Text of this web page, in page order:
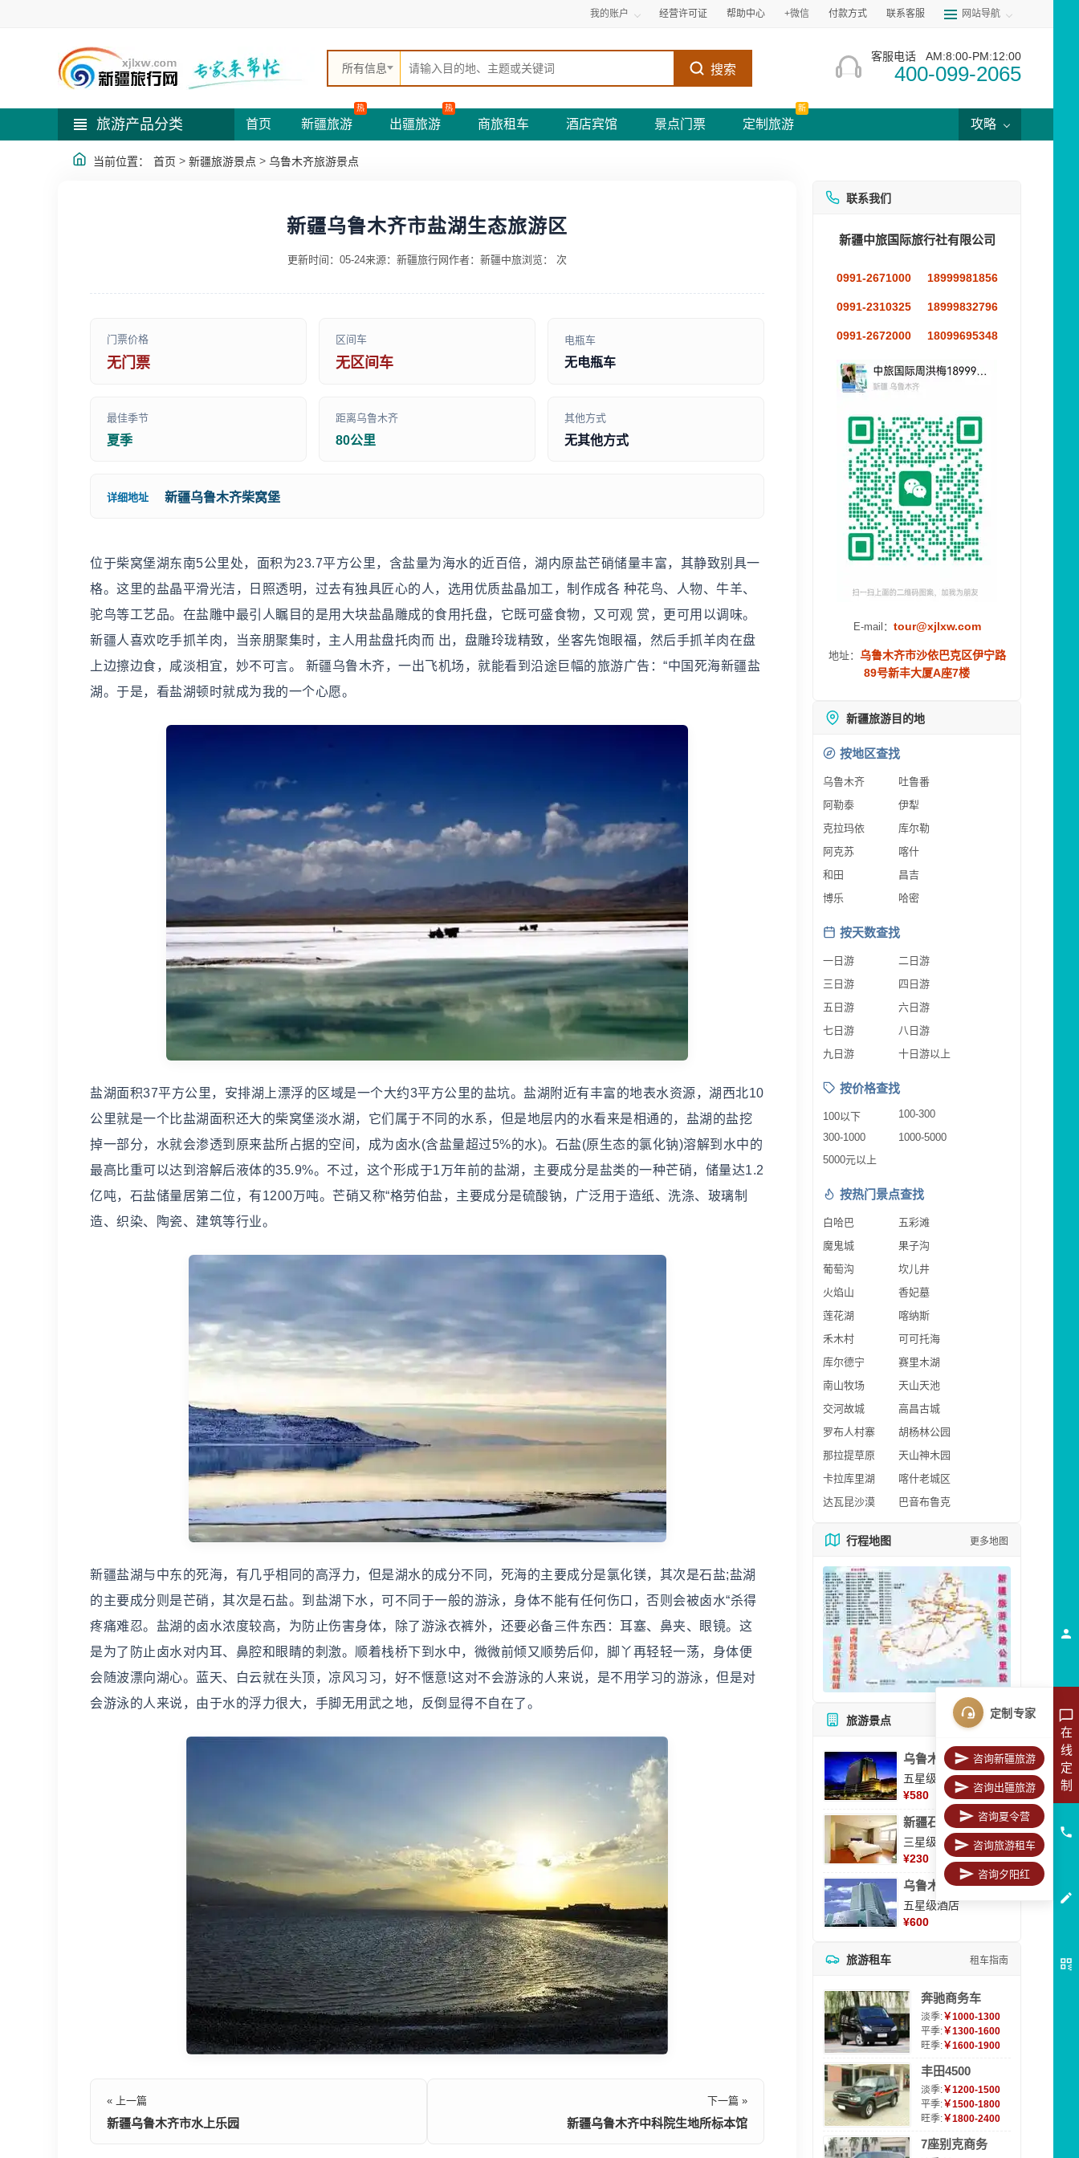
我的账户 经营许可证 帮助中心 +微信 付款方式 联系客服 网站导航
所有信息 搜索
客服电话 AM:8:00-PM:12:00
400-099-2065
旅游产品分类 首页 新疆旅游
热
出疆旅游
热
商旅租车 酒店宾馆 景点门票 定制旅游
新
攻略
当前位置： 首页 > 新疆旅游景点 > 乌鲁木齐旅游景点
新疆乌鲁木齐市盐湖生态旅游区
更新时间：05-24来源：新疆旅行网作者：新疆中旅浏览： 次
门票价格
无门票
区间车
无区间车
电瓶车
无电瓶车
最佳季节
夏季
距离乌鲁木齐
80公里
其他方式
无其他方式
详细地址 新疆乌鲁木齐柴窝堡
位于柴窝堡湖东南5公里处，面积为23.7平方公里，含盐量为海水的近百倍，湖内原盐芒硝储量丰富，其静致别具一
格。这里的盐晶平滑光洁，日照透明，过去有独具匠心的人，选用优质盐晶加工，制作成各 种花鸟、人物、牛羊、
驼鸟等工艺品。在盐雕中最引人瞩目的是用大块盐晶雕成的食用托盘，它既可盛食物，又可观 赏，更可用以调味。
新疆人喜欢吃手抓羊肉，当亲朋聚集时，主人用盐盘托肉而 出，盘雕玲珑精致，坐客先饱眼福，然后手抓羊肉在盘
上边擦边食，咸淡相宜，妙不可言。 新疆乌鲁木齐，一出飞机场，就能看到沿途巨幅的旅游广告：“中国死海新疆盐
湖。于是，看盐湖顿时就成为我的一个心愿。
盐湖面积37平方公里，安排湖上漂浮的区域是一个大约3平方公里的盐坑。盐湖附近有丰富的地表水资源，湖西北10
公里就是一个比盐湖面积还大的柴窝堡淡水湖，它们属于不同的水系，但是地层内的水看来是相通的，盐湖的盐挖
掉一部分，水就会渗透到原来盐所占据的空间，成为卤水(含盐量超过5%的水)。石盐(原生态的氯化钠)溶解到水中的
最高比重可以达到溶解后液体的35.9%。不过，这个形成于1万年前的盐湖，主要成分是盐类的一种芒硝，储量达1.2
亿吨，石盐储量居第二位，有1200万吨。芒硝又称“格劳伯盐，主要成分是硫酸钠，广泛用于造纸、洗涤、玻璃制
造、织染、陶瓷、建筑等行业。
新疆盐湖与中东的死海，有几乎相同的高浮力，但是湖水的成分不同，死海的主要成分是氯化镁，其次是石盐;盐湖
的主要成分则是芒硝，其次是石盐。到盐湖下水，可不同于一般的游泳，身体不能有任何伤口，否则会被卤水“杀得
疼痛难忍。盐湖的卤水浓度较高，为防止伤害身体，除了游泳衣裤外，还要必备三件东西：耳塞、鼻夹、眼镜。这
是为了防止卤水对内耳、鼻腔和眼睛的刺激。顺着栈桥下到水中，微微前倾又顺势后仰，脚丫再轻轻一荡，身体便
会随波漂向湖心。蓝天、白云就在头顶，凉风习习，好不惬意!这对不会游泳的人来说，是不用学习的游泳，但是对
会游泳的人来说，由于水的浮力很大，手脚无用武之地，反倒显得不自在了。
« 上一篇
新疆乌鲁木齐市水上乐园
下一篇 »
新疆乌鲁木齐中科院生地所标本馆
联系我们
新疆中旅国际旅行社有限公司
0991-2671000 18999981856
0991-2310325 18999832796
0991-2672000 18099695348
E-mail： tour@xjlxw.com
地址： 乌鲁木齐市沙依巴克区伊宁路
89号新丰大厦A座7楼
新疆旅游目的地
按地区查找
乌鲁木齐
吐鲁番
阿勒泰
伊犁
克拉玛依
库尔勒
阿克苏
喀什
和田
昌吉
博乐
哈密
按天数查找
一日游
二日游
三日游
四日游
五日游
六日游
七日游
八日游
九日游
十日游以上
按价格查找
100以下
100-300
300-1000
1000-5000
5000元以上
按热门景点查找
白哈巴
五彩滩
魔鬼城
果子沟
葡萄沟
坎儿井
火焰山
香妃墓
莲花湖
喀纳斯
禾木村
可可托海
库尔德宁
赛里木湖
南山牧场
天山天池
交河故城
高昌古城
罗布人村寨
胡杨林公园
那拉提草原
天山神木园
卡拉库里湖
喀什老城区
达瓦昆沙漠
巴音布鲁克
行程地图 更多地图
旅游景点 所有景点
乌鲁木齐美丽华大酒
五星级酒店
¥580
新疆石河子凯瑞酒店
三星级酒店
¥230
乌鲁木齐海德大酒店
五星级酒店
¥600
旅游租车 租车指南
奔驰商务车
淡季:￥1000-1300
平季:￥1300-1600
旺季:￥1600-1900
丰田4500
淡季:￥1200-1500
平季:￥1500-1800
旺季:￥1800-2400
7座别克商务
在
线
定
制
定制专家
咨询新疆旅游
咨询出疆旅游
咨询夏令营
咨询旅游租车
咨询夕阳红